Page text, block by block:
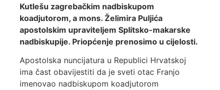
Kutlešu zagrebačkim nadbiskupom
koadjutorom, a mons. Želimira Puljića
apostolskim upraviteljem Splitsko-makarske
nadbiskupije. Priopćenje prenosimo u cijelosti.
Apostolska nuncijatura u Republici Hrvatskoj
ima čast obavijestiti da je sveti otac Franjo
imenovao nadbiskupom koadjutorom